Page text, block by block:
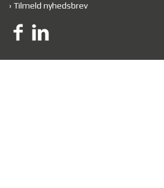
› Tilmeld nyhedsbrev